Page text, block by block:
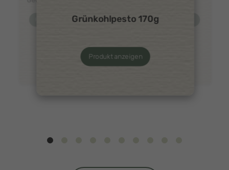
Produkt anzeigenGrünkohlpesto 170g
Produkt anzeigen
Produkt anzeigen